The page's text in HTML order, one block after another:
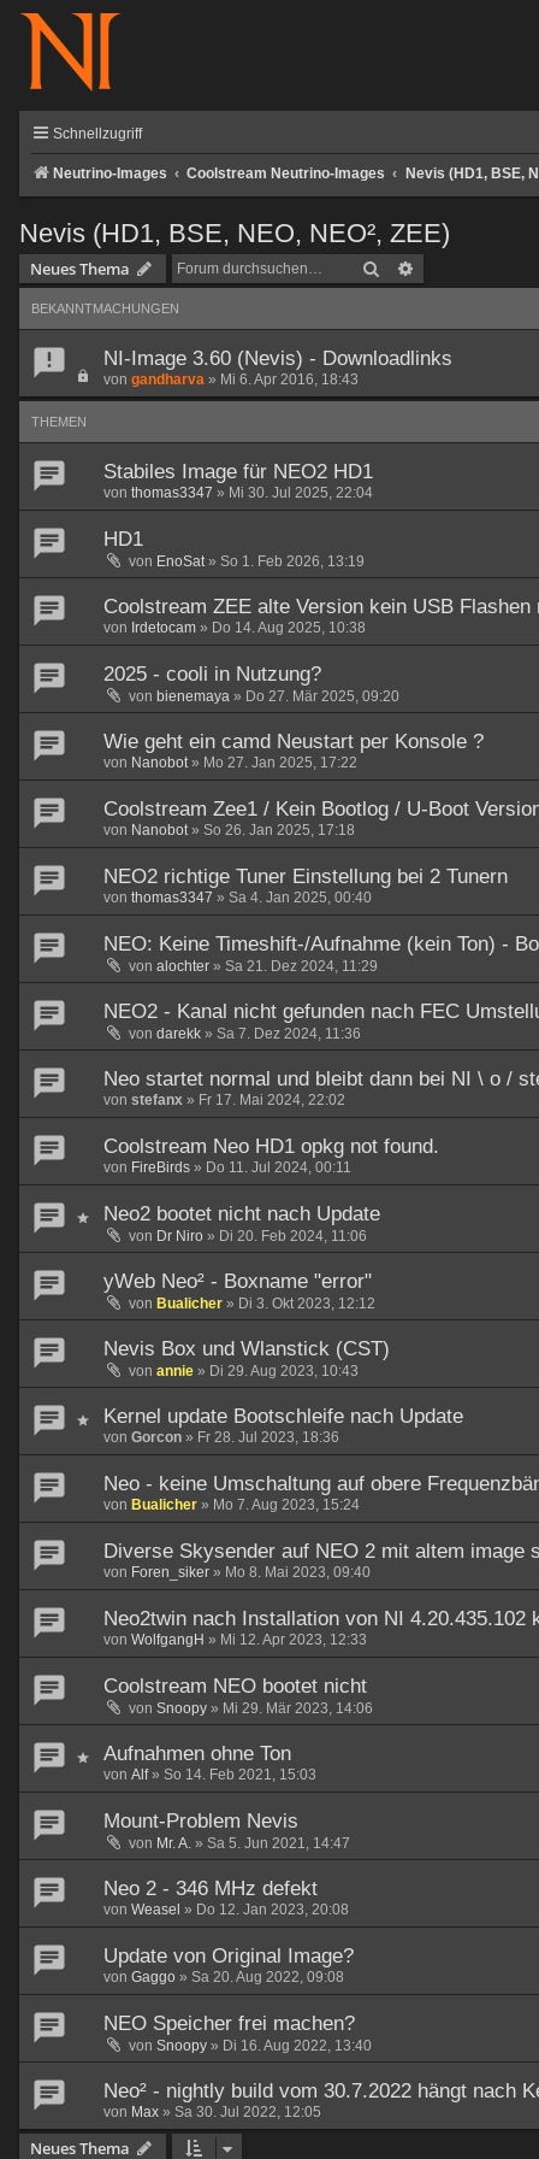
Schnellzugriff
Neutrino-Images Coolstream Neutrino-Images Nevis (HD1, BSE,
Nevis (HD1, BSE, NEO, NEO², ZEE)
Neues Thema Suche
BEKANNTMACHUNGEN
NI-Image 3.60 (Nevis) - Downloadlinks
von gandharva » Mi 6. Apr 2016, 18:43
THEMEN
Stabiles Image für NEO2 HD1
von thomas3347 » Mi 30. Jul 2025, 22:04
HD1
von EnoSat» So 1. Feb 2026, 13:19
Coolstream ZEE alte Version kein USB Flashen
von Irdetocam » Do 14. Aug 2025, 10:38
2025 - cooli in Nutzung?
von bienemaya » Do 27. Mär 2025, 09:20
Wie geht ein camd Neustart per Konsole ?
von Nanobot» Mo 27. Jan 2025, 17:22
Coolstream Zee1 / Kein Bootlog / U-Boot
von Nanobot» So 26. Jan 2025, 17:18
NEO2 richtige Tuner Einstellung bei 2 Tunern
von thomas3347 » Sa 4. Jan 2025, 00:40
NEO: Keine Timeshift-/Aufnahme (kein Ton) -
von alochter » Sa 21. Dez 2024, 11:29
NEO2 - Kanal nicht gefunden nach FEC
von darekk » Sa 7. Dez 2024, 11:36
Neo startet normal und bleibt dann bei NI \ o /
von stefanx » Fr 17. Mai 2024, 22:02
Coolstream Neo HD1 opkg not found.
von FireBirds » Do 11. Jul 2024, 00:11
Neo2 bootet nicht nach Update
von Dr Niro » Di 20. Feb 2024, 11:06
yWeb Neo² - Boxname "error"
von Bualicher » Di 3. Okt 2023, 12:12
Nevis Box und Wlanstick (CST)
von annie » Di 29. Aug 2023, 10:43
Kernel update Bootschleife nach Update
von Gorcon » Fr 28. Jul 2023, 18:36
Neo - keine Umschaltung auf obere
von Bualicher » Mo 7. Aug 2023, 15:24
Diverse Skysender auf NEO 2 mit altem image
von Foren_siker » Mo 8. Mai 2023, 09:40
Neo2twin nach Installation von NI 4.20.435.102
von WolfgangH » Mi 12. Apr 2023, 12:33
Coolstream NEO bootet nicht
von Snoopy » Mi 29. Mär 2023, 14:06
Aufnahmen ohne Ton
von Alf» So 14. Feb 2021, 15:03
Mount-Problem Nevis
von Mr. A. » Sa 5. Jun 2021, 14:47
Neo 2 - 346 MHz defekt
von Weasel » Do 12. Jan 2023, 20:08
Update von Original Image?
von Gaggo » Sa 20. Aug 2022, 09:08
NEO Speicher frei machen?
von Snoopy » Di 16. Aug 2022, 13:40
Neo² - nightly build vom 30.7.2022 hängt nach
von Max » Sa 30. Jul 2022, 12:05
Neues Thema